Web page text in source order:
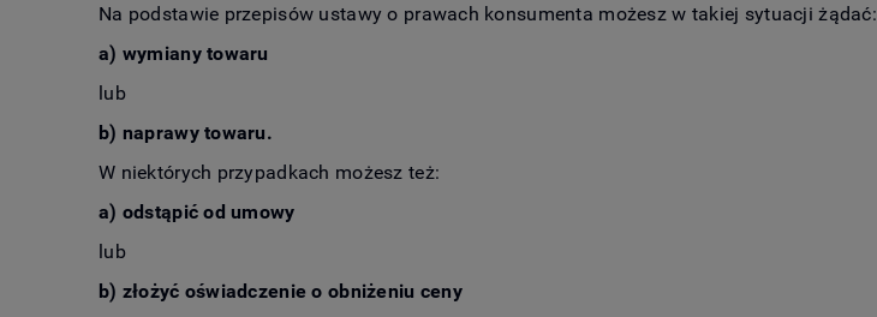
Na podstawie przepisów ustawy o prawach konsumenta możesz w takiej sytuacji żądać:
a) wymiany towaru
lub
b) naprawy towaru.
W niektórych przypadkach możesz też:
a) odstąpić od umowy
lub
b) złożyć oświadczenie o obniżeniu ceny